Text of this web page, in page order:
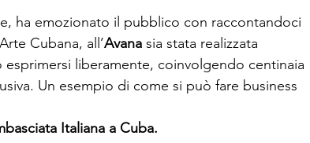
ha emozionato il pubblico con raccontandoci
Cubana, all’Avana sia stata realizzata
esprimersi liberamente, coinvolgendo centinaia
Un esempio di come si può fare business
Italiana a Cuba.